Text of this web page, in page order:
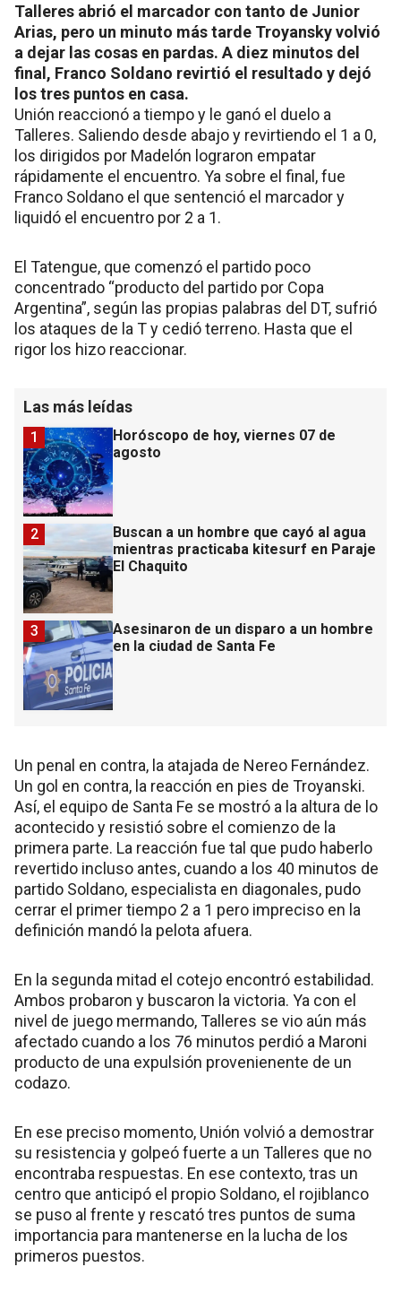
Talleres abrió el marcador con tanto de Junior
Arias, pero un minuto más tarde Troyansky volvió
a dejar las cosas en pardas. A diez minutos del
final, Franco Soldano revirtió el resultado y dejó
los tres puntos en casa.
Unión reaccionó a tiempo y le ganó el duelo a
Talleres. Saliendo desde abajo y revirtiendo el 1 a 0,
los dirigidos por Madelón lograron empatar
rápidamente el encuentro. Ya sobre el final, fue
Franco Soldano el que sentenció el marcador y
liquidó el encuentro por 2 a 1.
El Tatengue, que comenzó el partido poco
concentrado “producto del partido por Copa
Argentina”, según las propias palabras del DT, sufrió
los ataques de la T y cedió terreno. Hasta que el
rigor los hizo reaccionar.
Las más leídas
Horóscopo de hoy, viernes 07 de
agosto
1
Buscan a un hombre que cayó al agua
mientras practicaba kitesurf en Paraje
El Chaquito
2
Asesinaron de un disparo a un hombre
en la ciudad de Santa Fe
3
Un penal en contra, la atajada de Nereo Fernández.
Un gol en contra, la reacción en pies de Troyanski.
Así, el equipo de Santa Fe se mostró a la altura de lo
acontecido y resistió sobre el comienzo de la
primera parte. La reacción fue tal que pudo haberlo
revertido incluso antes, cuando a los 40 minutos de
partido Soldano, especialista en diagonales, pudo
cerrar el primer tiempo 2 a 1 pero impreciso en la
definición mandó la pelota afuera.
En la segunda mitad el cotejo encontró estabilidad.
Ambos probaron y buscaron la victoria. Ya con el
nivel de juego mermando, Talleres se vio aún más
afectado cuando a los 76 minutos perdió a Maroni
producto de una expulsión provenienente de un
codazo.
En ese preciso momento, Unión volvió a demostrar
su resistencia y golpeó fuerte a un Talleres que no
encontraba respuestas. En ese contexto, tras un
centro que anticipó el propio Soldano, el rojiblanco
se puso al frente y rescató tres puntos de suma
importancia para mantenerse en la lucha de los
primeros puestos.